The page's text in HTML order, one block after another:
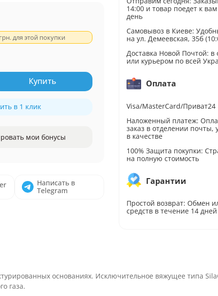
для этой покупки
Купить
в 1 клик
мои бонусы
Написать в
Telegram
14:00 и товар поедет к
день
Самовывоз в Киеве:
на ул. Демеевская, 35б
Доставка Новой Почтой: в
или курьером по всей
Оплата
Visa/MasterCard/Приват24
Наложенный платеж:
заказ в отделении почты,
в качестве
100% Защита покупки:
на полную стоимость
Гарантии
Простой возврат: Обмен
средств в течение 14 дней
основаниях. Исключительное вяжущее типа
газа.